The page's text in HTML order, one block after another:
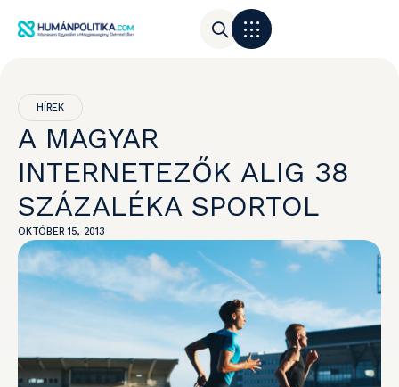
HÍREK
A MAGYAR
INTERNETEZŐK ALIG 38
SZÁZALÉKA SPORTOL
OKTÓBER 15, 2013